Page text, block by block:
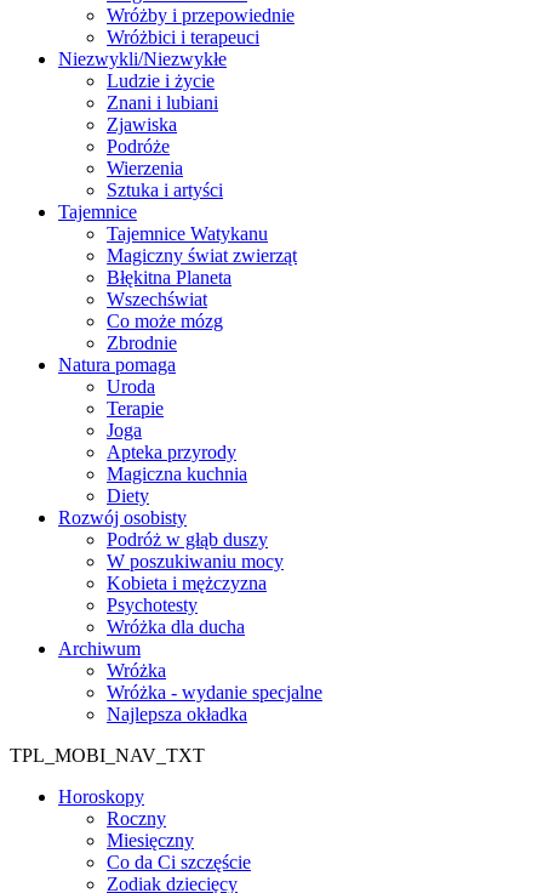
Wróżby i przepowiednie
Wróżbici i terapeuci
Niezwykli/Niezwykłe
Ludzie i życie
Znani i lubiani
Zjawiska
Podróże
Wierzenia
Sztuka i artyści
Tajemnice
Tajemnice Watykanu
Magiczny świat zwierząt
Błękitna Planeta
Wszechświat
Co może mózg
Zbrodnie
Natura pomaga
Uroda
Terapie
Joga
Apteka przyrody
Magiczna kuchnia
Diety
Rozwój osobisty
Podróż w głąb duszy
W poszukiwaniu mocy
Kobieta i mężczyzna
Psychotesty
Wróżka dla ducha
Archiwum
Wróżka
Wróżka - wydanie specjalne
Najlepsza okładka
TPL_MOBI_NAV_TXT
Horoskopy
Roczny
Miesięczny
Co da Ci szczęście
Zodiak dziecięcy